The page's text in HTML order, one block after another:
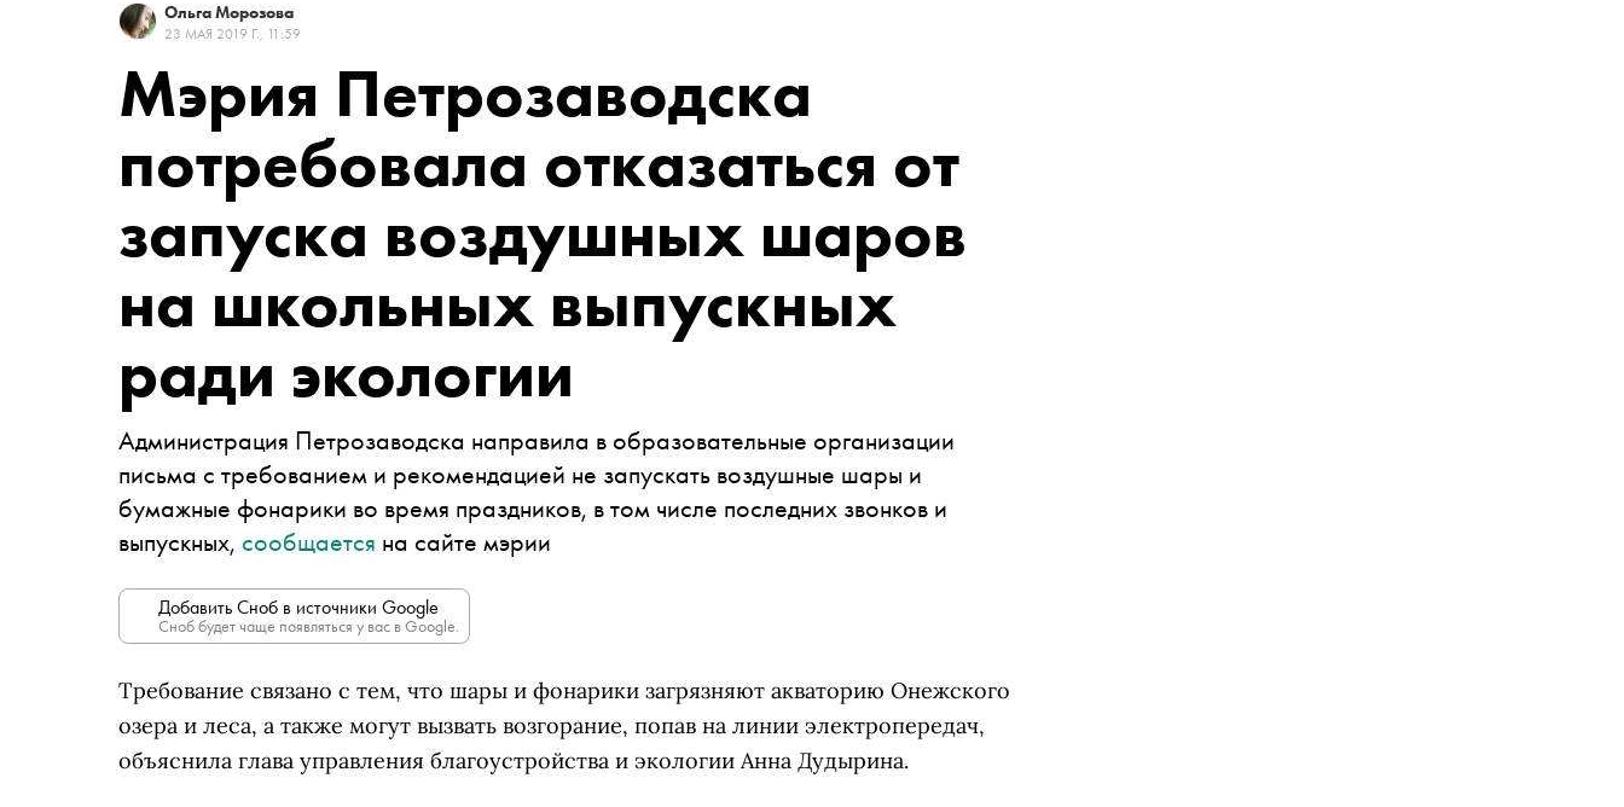
Ольга Морозова
23 МАЯ 2019 Г., 11:59
Мэрия Петрозаводска
потребовала отказаться от
запуска воздушных шаров
на школьных выпускных
ради экологии
Администрация Петрозаводска направила в образовательные организации
письма с требованием и рекомендацией не запускать воздушные шары и
бумажные фонарики во время праздников, в том числе последних звонков и
выпускных, сообщается на сайте мэрии
Добавить Сноб в источники Google
Сноб будет чаще появляться у вас в Google.
Требование связано с тем, что шары и фонарики загрязняют акваторию Онежского
озера и леса, а также могут вызвать возгорание, попав на линии электропередач,
объяснила глава управления благоустройства и экологии Анна Дудырина.